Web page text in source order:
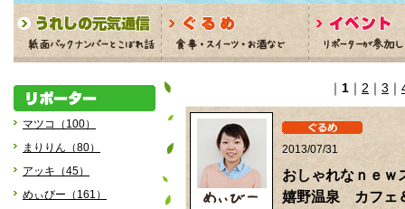
マツコ（100）
まりりん（80）
アッキ（45）
めぃびー（161）
｜ 1 ｜ 2 ｜ 3 ｜
2013/07/31
おしゃれなｎ
嬉野温泉 カフ